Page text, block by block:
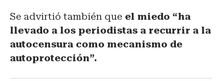
Se advirtió también que el miedo “ha
llevado a los periodistas a recurrir a la
autocensura como mecanismo de
autoprotección”.